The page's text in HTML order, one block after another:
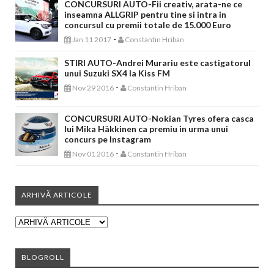
CONCURSURI AUTO-Fii creativ, arata-ne ce
inseamna ALLGRIP pentru tine si intra in
concursul cu premii totale de 15.000 Euro
Jan 11 2017 - Constantin Hriban
STIRI AUTO-Andrei Murariu este castigatorul
unui Suzuki SX4 la Kiss FM
Nov 29 2016 - Constantin Hriban
CONCURSURI AUTO-Nokian Tyres ofera casca
lui Mika Häkkinen ca premiu in urma unui
concurs pe Instagram
Nov 01 2016 - Constantin Hriban
ARHIVĂ ARTICOLE
BLOGROLL